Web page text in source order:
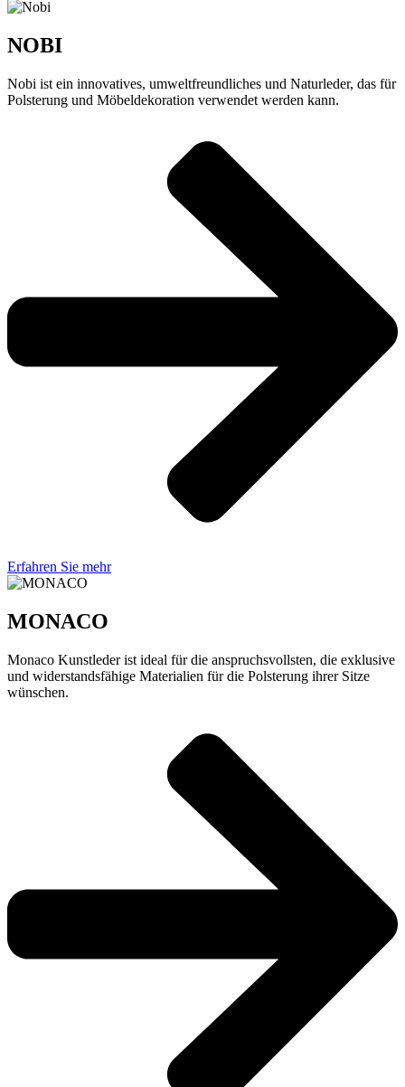
NOBI
Nobi ist ein innovatives, umweltfreundliches und Naturleder, das für
Polsterung und Möbeldekoration verwendet werden kann.
Erfahren Sie mehr
MONACO
Monaco Kunstleder ist ideal für die anspruchsvollsten, die exklusive
und widerstandsfähige Materialien für die Polsterung ihrer Sitze
wünschen.